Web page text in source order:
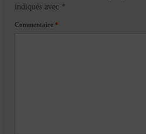
indiqués avec *
Commentaire *